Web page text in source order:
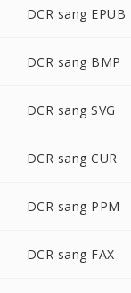
DCR sang EPUB
DCR sang BMP
DCR sang SVG
DCR sang CUR
DCR sang PPM
DCR sang FAX